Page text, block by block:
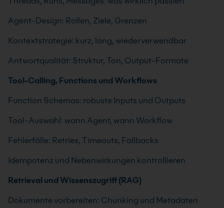
Agent-Design: Rollen, Ziele, Grenzen
Kontextstrategie: kurz, lang, wiederverwendbar
Antwortqualität: Struktur, Ton, Output-Formate
Tool-Calling, Functions und Workflows
Function Schemas: robuste Inputs und Outputs
Tool-Auswahl: wann Agent, wann Workflow
Fehlerfälle: Retries, Timeouts, Fallbacks
Idempotenz und Nebenwirkungen kontrollieren
Retrieval und Wissenszugriff (RAG)
Dokumente vorbereiten: Chunking und Metadaten